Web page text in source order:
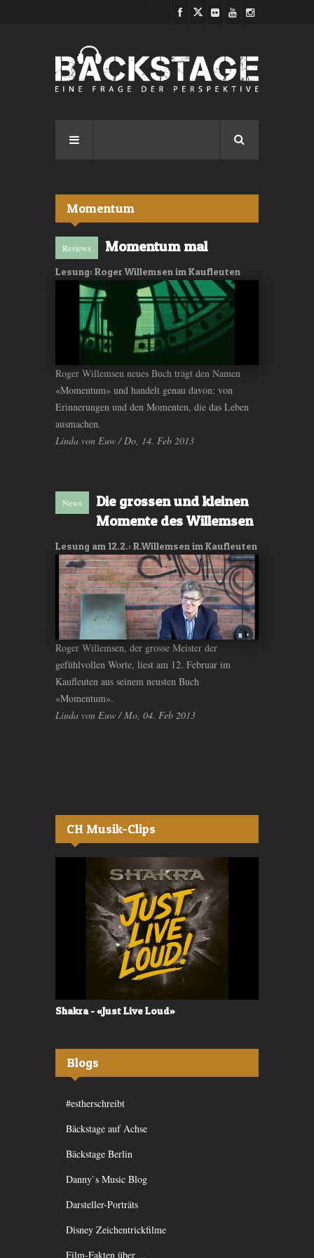
Momentum
Reviews Momentum mal
Lesung: Roger Willemsen im Kaufleuten
Roger Willemsen neues Buch trägt den Namen
«Momentum» und handelt genau davon: von
Erinnerungen und den Momenten, die das Leben
ausmachen.
Linda von Euw / Do, 14. Feb 2013
News
Die grossen und kleinen
Momente des Willemsen
Lesung am 12.2.: R.Willemsen im Kaufleuten
Roger Willemsen, der grosse Meister der
gefühlvollen Worte, liest am 12. Februar im
Kaufleuten aus seinem neusten Buch
«Momentum».
Linda von Euw / Mo, 04. Feb 2013
CH Musik-Clips
Shakra - «Just Live Loud»
Blogs
#estherschreibt
Bäckstage auf Achse
Bäckstage Berlin
Danny`s Music Blog
Darsteller-Porträts
Disney Zeichentrickfilme
Film-Fakten über ...